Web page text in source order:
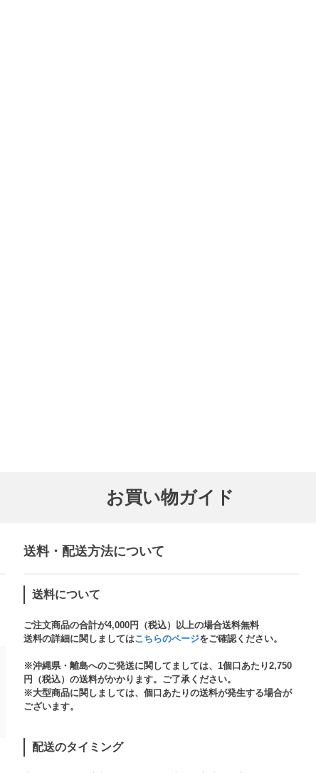
お買い物ガイド
送料・配送方法について​
送料について
ご注文商品の合計が4,000円（税込）以上の場合送料無料
送料の詳細に関しましてはこちらのページをご確認ください。​
※沖縄県・離島へのご発送に関してましては、1個口あたり2,750
円（税込）の送料がかかります。ご了承ください。
※大型商品に関しましては、個口あたりの送料が発生する場合が
ございます。​
配送のタイミング